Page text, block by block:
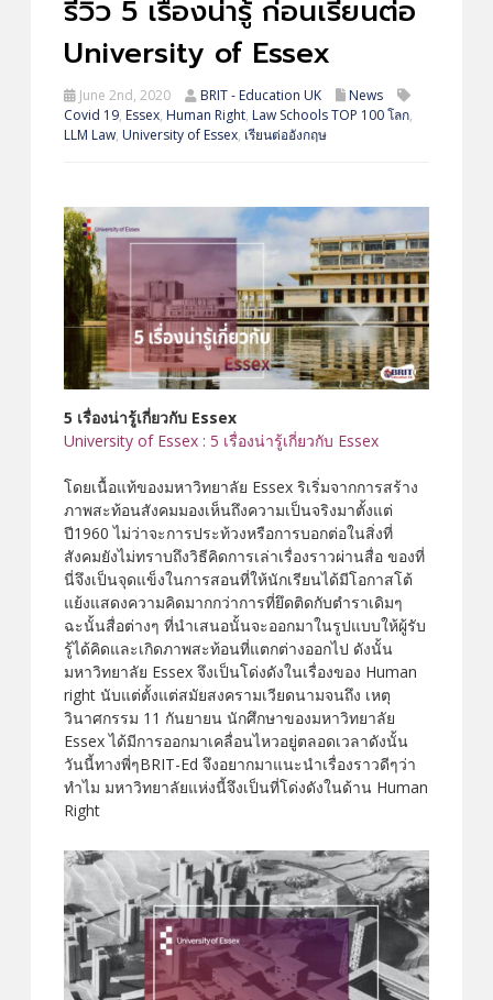
รีวิว 5 เรื่องน่ารู้ ก่อนเรียนต่อ
University of Essex
June 2nd, 2020 BRIT - Education UK
News
Covid 19, Essex, Human Right, Law Schools TOP 100 โลก,
LLM Law, University of Essex, เรียนต่ออังกฤษ
5 เรื่องน่ารู้เกี่ยวกับ Essex
University of Essex : 5 เรื่องน่ารู้เกี่ยวกับ Essex
โดยเนื้อแท้ของมหาวิทยาลัย Essex ริเริ่มจากการสร้าง
ภาพสะท้อนสังคมมองเห็นถึงความเป็นจริงมาตั้งแต่
ปี1960 ไม่ว่าจะการประท้วงหรือการบอกต่อในสิ่งที่
สังคมยังไม่ทราบถึงวิธีคิดการเล่าเรื่องราวผ่านสื่อ ของที่
นี่จึงเป็นจุดแข็งในการสอนที่ให้นักเรียนได้มีโอกาสโต้
แย้งแสดงความคิดมากกว่าการที่ยึดติดกับตำราเดิมๆ
ฉะนั้นสื่อต่างๆ ที่นำเสนอนั้นจะออกมาในรูปแบบให้ผู้รับ
รู้ได้คิดและเกิดภาพสะท้อนที่แตกต่างออกไป ดังนั้น
มหาวิทยาลัย Essex จึงเป็นโด่งดังในเรื่องของ Human
right นับแต่ตั้งแต่สมัยสงครามเวียดนามจนถึง เหตุ
วินาศกรรม 11 กันยายน นักศึกษาของมหาวิทยาลัย
Essex ได้มีการออกมาเคลื่อนไหวอยู่ตลอดเวลาดังนั้น
วันนี้ทางพี่ๆBRIT-Ed จึงอยากมาแนะนำเรื่องราวดีๆว่า
ทำไม มหาวิทยาลัยแห่งนี้จึงเป็นที่โด่งดังในด้าน Human
Right